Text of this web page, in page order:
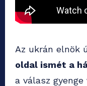
Az ukrán elnök
oldal ismét a
a válasz